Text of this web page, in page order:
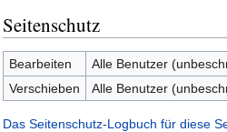
Seitenschutz
Bearbeiten
Alle Benutzer
Verschieben
Alle Benutzer
Das Seitenschutz-Logbuch für diese